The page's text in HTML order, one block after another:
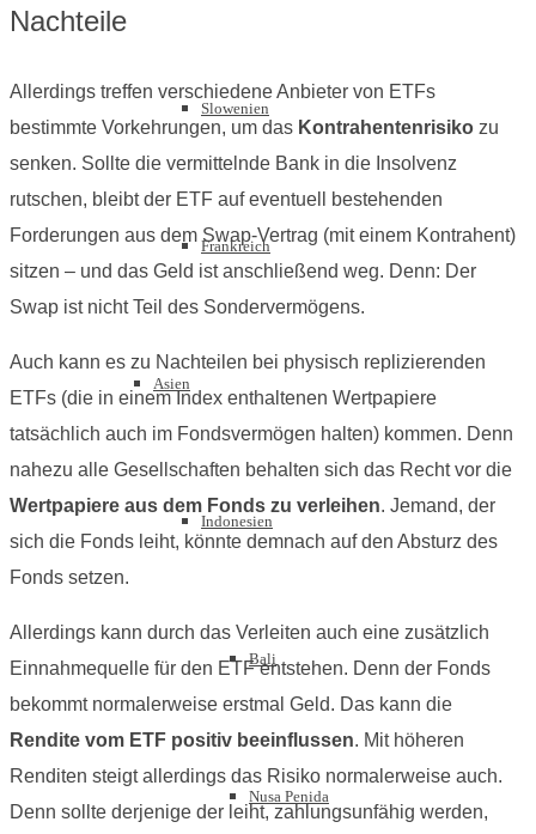
Slowenien
Frankreich
Asien
Indonesien
Bali
Nusa Penida
Nachteile
Allerdings treffen verschiedene Anbieter von ETFs
bestimmte Vorkehrungen, um das Kontrahentenrisiko zu
senken. Sollte die vermittelnde Bank in die Insolvenz
rutschen, bleibt der ETF auf eventuell bestehenden
Forderungen aus dem Swap-Vertrag (mit einem Kontrahent)
sitzen – und das Geld ist anschließend weg. Denn: Der
Swap ist nicht Teil des Sondervermögens.
Auch kann es zu Nachteilen bei physisch replizierenden
ETFs (die in einem Index enthaltenen Wertpapiere
tatsächlich auch im Fondsvermögen halten) kommen. Denn
nahezu alle Gesellschaften behalten sich das Recht vor die
Wertpapiere aus dem Fonds zu verleihen. Jemand, der
sich die Fonds leiht, könnte demnach auf den Absturz des
Fonds setzen.
Allerdings kann durch das Verleiten auch eine zusätzlich
Einnahmequelle für den ETF entstehen. Denn der Fonds
bekommt normalerweise erstmal Geld. Das kann die
Rendite vom ETF positiv beeinflussen. Mit höheren
Renditen steigt allerdings das Risiko normalerweise auch.
Denn sollte derjenige der leiht, zahlungsunfähig werden,